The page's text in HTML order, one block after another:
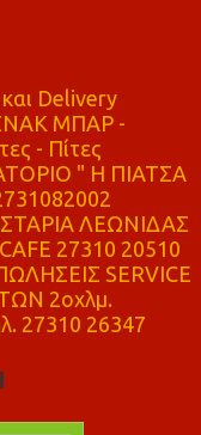
Delivery
ΜΠΑΡ -
- Πίτες
" Η ΠΙΑΤΣΑ
ΛΕΩΝΙΔΑΣ
27310 20510
SERVICE
2οχλμ.
27310 26347